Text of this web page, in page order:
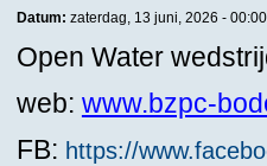
Datum: zaterdag, 13 juni, 2026 - 00:00
Open Water
web: www.bzpc-
FB: https://